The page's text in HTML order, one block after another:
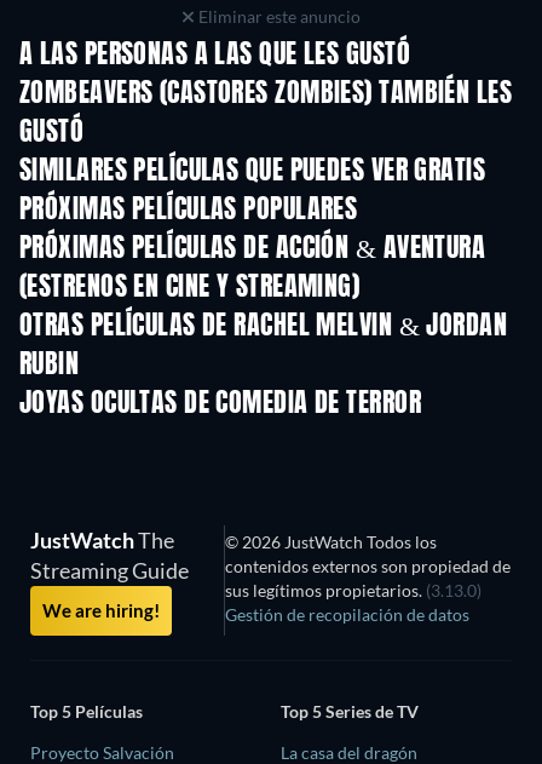
Eliminar este anuncio
A LAS PERSONAS A LAS QUE LES GUSTÓ
ZOMBEAVERS (CASTORES ZOMBIES) TAMBIÉN LES
GUSTÓ
SIMILARES PELÍCULAS QUE PUEDES VER GRATIS
PRÓXIMAS PELÍCULAS POPULARES
PRÓXIMAS PELÍCULAS DE ACCIÓN & AVENTURA
(ESTRENOS EN CINE Y STREAMING)
OTRAS PELÍCULAS DE RACHEL MELVIN & JORDAN
RUBIN
JOYAS OCULTAS DE COMEDIA DE TERROR
TV
JustWatchThe
Streaming Guide
We are hiring!
© 2026 JustWatch Todos los
contenidos externos son propiedad de
sus legítimos propietarios. (3.13.0)
Gestión de recopilación de datos
Top 5 Películas
Proyecto Salvación
Top 5 Series de TV
La casa del dragón